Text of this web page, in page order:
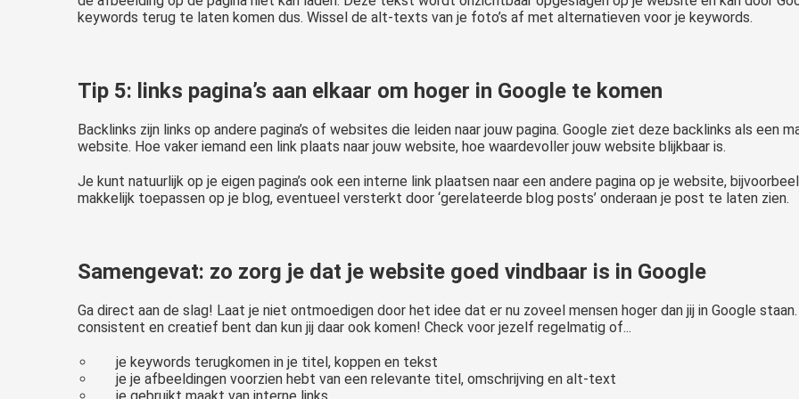
keywords terug te laten komen dus. Wissel de alt-texts van je foto’s af met alternatieven voor je keywords.
Tip 5: links pagina’s aan elkaar om hoger in Google te komen
Backlinks zijn links op andere pagina’s of websites die leiden naar jouw pagina. Google ziet deze backlinks als een
website. Hoe vaker iemand een link plaats naar jouw website, hoe waardevoller jouw website blijkbaar is.
Je kunt natuurlijk op je eigen pagina’s ook een interne link plaatsen naar een andere pagina op je website,
makkelijk toepassen op je blog, eventueel versterkt door ‘gerelateerde blog posts’ onderaan je post te laten zien.
Samengevat: zo zorg je dat je website goed vindbaar is in Google
Ga direct aan de slag! Laat je niet ontmoedigen door het idee dat er nu zoveel mensen hoger dan jij in Google
consistent en creatief bent dan kun jij daar ook komen! Check voor jezelf regelmatig of...
je keywords terugkomen in je titel, koppen en tekst
je je afbeeldingen voorzien hebt van een relevante titel, omschrijving en alt-text